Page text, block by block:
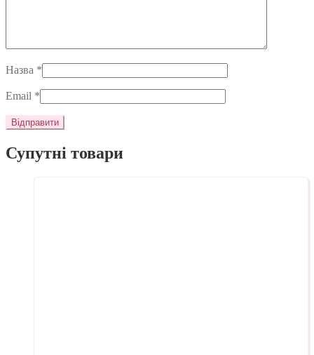
Назва *
Email *
Супутні товари